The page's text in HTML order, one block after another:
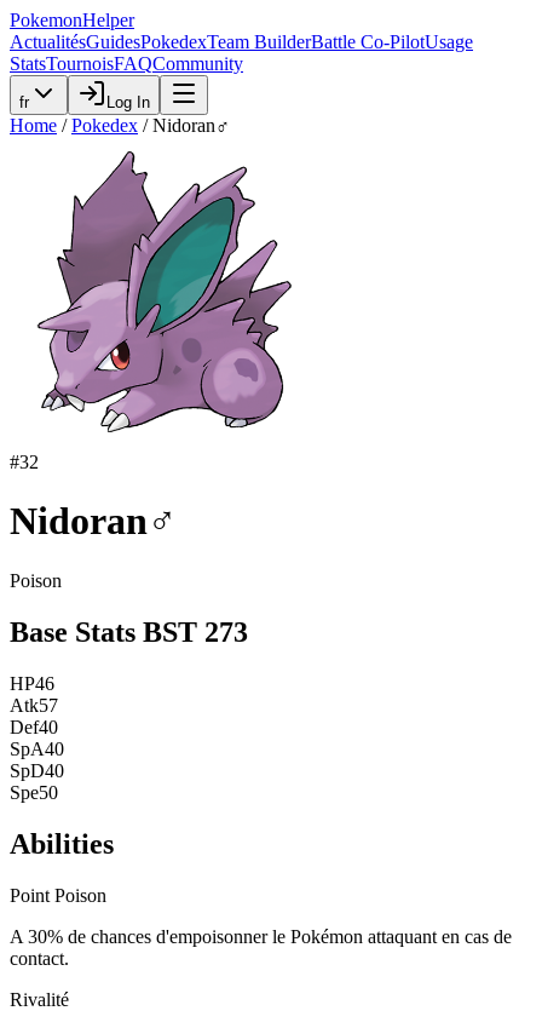
PokemonHelper
ActualitésGuidesPokedexTeam BuilderBattle Co-PilotUsage
StatsTournoisFAQCommunity
fr Log In
Home / Pokedex / Nidoran♂
#32
Nidoran♂
Poison
Base Stats BST 273
HP46
Atk57
Def40
SpA40
SpD40
Spe50
Abilities
Point Poison
A 30% de chances d'empoisonner le Pokémon attaquant en cas de
contact.
Rivalité